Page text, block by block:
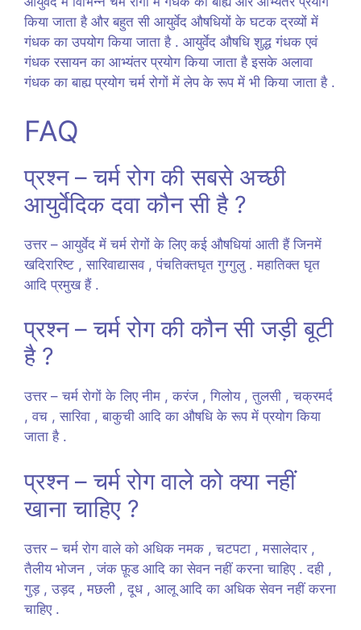
किया जाता है और बहुत सी आयुर्वेद औषधियों के घटक द्रव्यों में
गंधक का उपयोग किया जाता है . आयुर्वेद औषधि शुद्ध गंधक एवं
गंधक रसायन का आभ्यंतर प्रयोग किया जाता है इसके अलावा
गंधक का बाह्य प्रयोग चर्म रोगों में लेप के रूप में भी किया जाता है .
FAQ
प्रश्न – चर्म रोग की सबसे अच्छी
आयुर्वेदिक दवा कौन सी है ?
उत्तर – आयुर्वेद में चर्म रोगों के लिए कई औषधियां आती हैं जिनमें
खदिरारिष्ट , सारिवाद्यासव , पंचतिक्तघृत गुग्गुलु . महातिक्त घृत
आदि प्रमुख हैं .
प्रश्न – चर्म रोग की कौन सी जड़ी बूटी
है ?
उत्तर – चर्म रोगों के लिए नीम , करंज , गिलोय , तुलसी , चक्रमर्द
, वच , सारिवा , बाकुची आदि का औषधि के रूप में प्रयोग किया
जाता है .
प्रश्न – चर्म रोग वाले को क्या नहीं
खाना चाहिए ?
उत्तर – चर्म रोग वाले को अधिक नमक , चटपटा , मसालेदार ,
तैलीय भोजन , जंक फ़ूड आदि का सेवन नहीं करना चाहिए . दही ,
गुड़ , उड़द , मछली , दूध , आलू आदि का अधिक सेवन नहीं करना
चाहिए .